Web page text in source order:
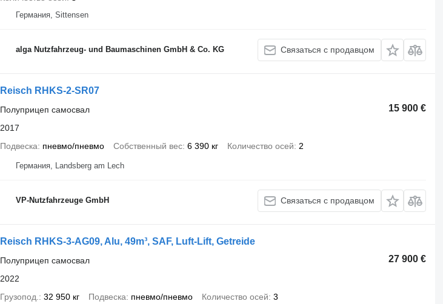
Германия, Sittensen
alga Nutzfahrzeug- und Baumaschinen GmbH & Co. KG Связаться с продавцом
Reisch RHKS-2-SR07
15 900 €
Полуприцеп самосвал
2017
Подвеска
пневмо/пневмо Собственный вес 6 390 кг Количество осей 2
Германия, Landsberg am Lech
VP-Nutzfahrzeuge GmbH Связаться с продавцом
Reisch RHKS-3-AG09, Alu, 49m³, SAF, Luft-Lift, Getreide
27 900 €
Полуприцеп самосвал
2022
Грузопод.
32 950 кг Подвеска пневмо/пневмо Количество осей 3